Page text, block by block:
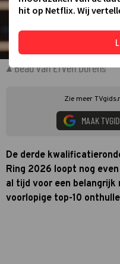
Beau van Erven Dorens
Zie meer
MAAK
De derde
Ring 2026 loopt nog
al tijd voor een belangrijk
voorlopige top-10
hit op Netflix. Wij